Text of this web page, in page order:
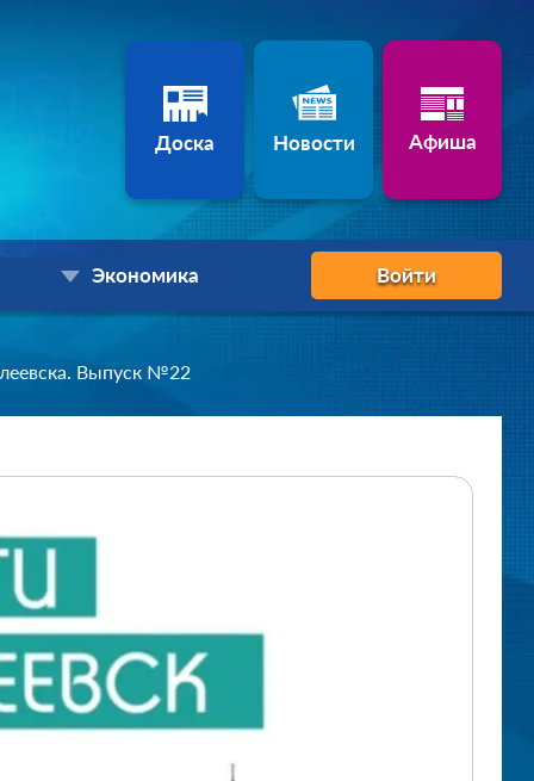
Доска Новости Афиша
Экономика Войти
Выпуск №22